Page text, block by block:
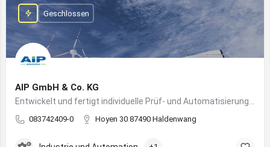
AIP GmbH & Co. KG
083742409-0 Hoyen 30 87490 Haldenwang
Geschlossen